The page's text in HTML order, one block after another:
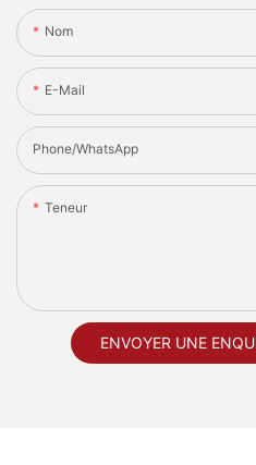
Nom
E-Mail
Phone/whatsApp
Teneur
ENVOYER UNE